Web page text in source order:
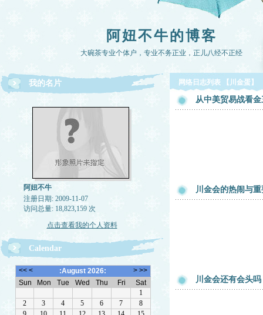
阿妞不牛的博客
大碗茶专业个体户，专业不务正业，正儿八经不正经
我的名片
阿妞不牛
注册日期: 2009-11-07
访问总量: 18,823,159 次
点击查看我的个人资料
Calendar
网络日志列表 【川金蛋】
从中美贸易战看
川金会的热闹与
川金会还有会头吗